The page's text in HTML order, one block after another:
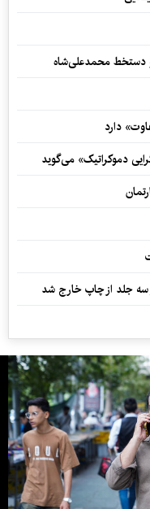
دستخط محمدعلی‌شاه
دارد
دموکراتیک» می‌گوید
سه جلد از چاپ خارج شد